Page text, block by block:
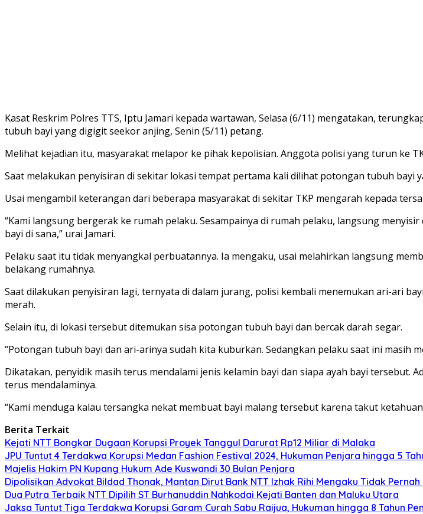
Kasat Reskrim Polres TTS, Iptu Jamari kepada wartawan, Selasa (6/11) mengatakan,
tubuh bayi yang digigit seekor anjing, Senin (5/11) petang.
Melihat kejadian itu, masyarakat melapor ke pihak kepolisian. Anggota polisi yang turun ke
Saat melakukan penyisiran di sekitar lokasi tempat pertama kali dilihat potongan tubuh
Usai mengambil keterangan dari beberapa masyarakat di sekitar TKP mengarah kepada
“Kami langsung bergerak ke rumah pelaku. Sesampainya di rumah pelaku, langsung
bayi di sana,” urai Jamari.
Pelaku saat itu tidak menyangkal perbuatannya. Ia mengaku, usai melahirkan langsung
belakang rumahnya.
Saat dilakukan penyisiran lagi, ternyata di dalam jurang, polisi kembali menemukan ari-ari
merah.
Selain itu, di lokasi tersebut ditemukan sisa potongan tubuh bayi dan bercak darah segar.
“Potongan tubuh bayi dan ari-arinya sudah kita kuburkan. Sedangkan pelaku saat ini masih
Dikatakan, penyidik masih terus mendalami jenis kelamin bayi dan siapa ayah bayi tersebut.
terus mendalaminya.
“Kami menduga kalau tersangka nekat membuat bayi malang tersebut karena takut
Berita Terkait
Kejati NTT Bongkar Dugaan Korupsi Proyek Tanggul Darurat Rp12 Miliar di Malaka
JPU Tuntut 4 Terdakwa Korupsi Medan Fashion Festival 2024, Hukuman Penjara hingga 5
Majelis Hakim PN Kupang Hukum Ade Kuswandi 30 Bulan Penjara
Dipolisikan Advokat Bildad Thonak, Mantan Dirut Bank NTT Izhak Rihi Mengaku Tidak
Dua Putra Terbaik NTT Dipilih ST Burhanuddin Nahkodai Kejati Banten dan Maluku Utara
Jaksa Tuntut Tiga Terdakwa Korupsi Garam Curah Sabu Raijua, Hukuman hingga 8 Tahun